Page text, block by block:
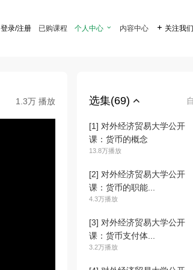
登录/注册 已购课程 个人中心  内容中心  关注我们
1.3万 播放 选集(69)
[1] 对外经济贸易大学公开
课：货币的概念
13.8万播放
[2] 对外经济贸易大学公开
课：货币的职能...
4.3万播放
[3] 对外经济贸易大学公开
课：货币支付体...
3.2万播放